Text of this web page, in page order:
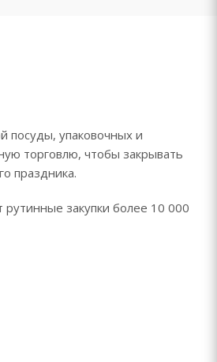
посуды, упаковочных и
торговлю, чтобы закрывать
праздника.
закупки более 10 000